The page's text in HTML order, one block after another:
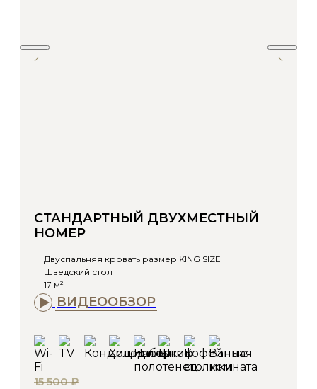
СТАНДАРТНЫЙ ДВУХМЕСТНЫЙ
НОМЕР
Двуспальняя кровать размер KING SIZE
Шведский стол
17 м²
ВИДЕООБЗОР
15 500 ₽